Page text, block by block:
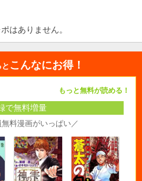
はありません。
こんなにお得！
もっと無料が読める！
で無料増量
料漫画がいっぱい／